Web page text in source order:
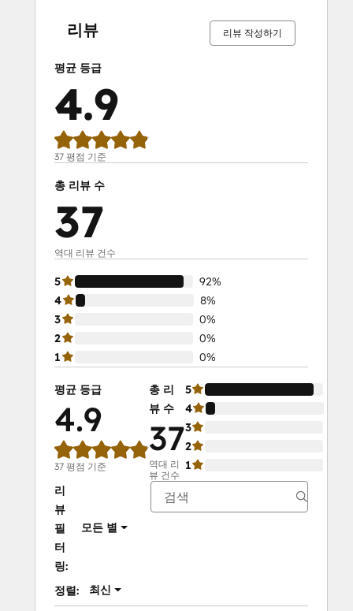
Service Hub Demo Certification
Service Hub Software
Social Media Marketing Certification
Social Media Marketing Certification II
Solutions Architecture Foundations
리뷰 리뷰 작성하기
평균 등급
4.9
37 평점 기준
총 리뷰 수
37
역대 리뷰 건수
5
92%
4
8%
3
0%
2
0%
1
0%
평균 등급
4.9
37 평점 기준
총 리
뷰 수
37
역대 리
뷰 건수
5
료
4
료
3
료
2
료
1
료
리
뷰
필
터
링:
모든 별
정렬: 최신